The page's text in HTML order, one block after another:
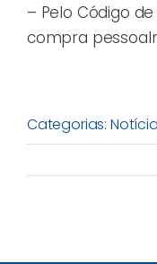
– Pelo Código
compra
Categorias: